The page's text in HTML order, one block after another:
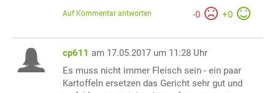
-0 +0
Auf Kommentar antworten
cp611 am 17.05.2017 um 11:28 Uhr
Es muss nicht immer Fleisch sein - ein paar
Kartoffeln ersetzen das Gericht sehr gut und